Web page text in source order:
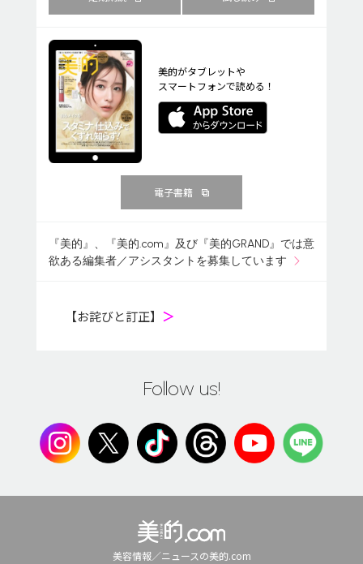
美的がタブレットや
スマートフォンで読める！
電子書籍
『美的』、『美的.com』及び『美的GRAND』では意
欲ある編集者／アシスタントを募集しています
【お詫びと訂正】 ＞
Follow us!
美容情報／ニュースの美的.com